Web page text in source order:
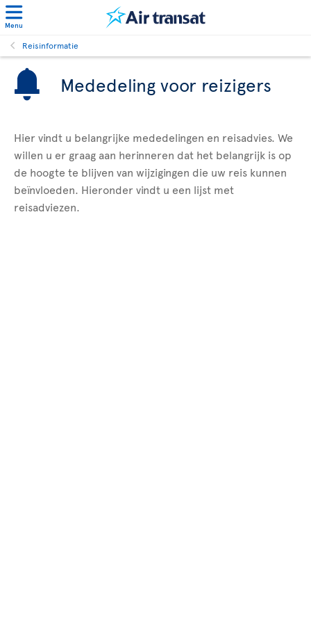
Menu
Reisinformatie
Mededeling voor reizigers
Hier vindt u belangrijke mededelingen en reisadvies. We
willen u er graag aan herinneren dat het belangrijk is op
de hoogte te blijven van wijzigingen die uw reis kunnen
beïnvloeden. Hieronder vindt u een lijst met
reisadviezen.